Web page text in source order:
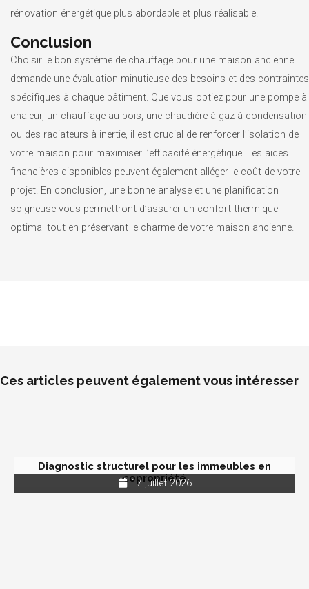
rénovation énergétique plus abordable et plus réalisable.
Conclusion
Choisir le bon système de chauffage pour une maison ancienne
demande une évaluation minutieuse des besoins et des contraintes
spécifiques à chaque bâtiment. Que vous optiez pour une pompe à
chaleur, un chauffage au bois, une chaudière à gaz à condensation
ou des radiateurs à inertie, il est crucial de renforcer l’isolation de
votre maison pour maximiser l’efficacité énergétique. Les aides
financières disponibles peuvent également alléger le coût de votre
projet. En conclusion, une bonne analyse et une planification
soigneuse vous permettront d’assurer un confort thermique
optimal tout en préservant le charme de votre maison ancienne.
Ces articles peuvent également vous intéresser
Diagnostic structurel pour les immeubles en
copropriété
17 juillet 2026